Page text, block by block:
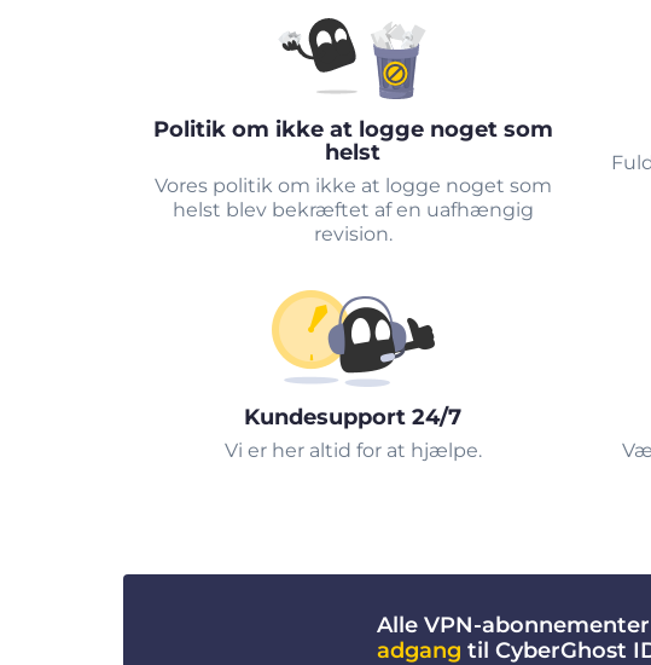
Politik om ikke at logge noget som
helst
Vores politik om ikke at logge noget som
helst blev bekræftet af en uafhængig
revision.
Kundesupport 24/7
Vi er her altid for at hjælpe.
Alle VPN-
adgang til CyberGhost